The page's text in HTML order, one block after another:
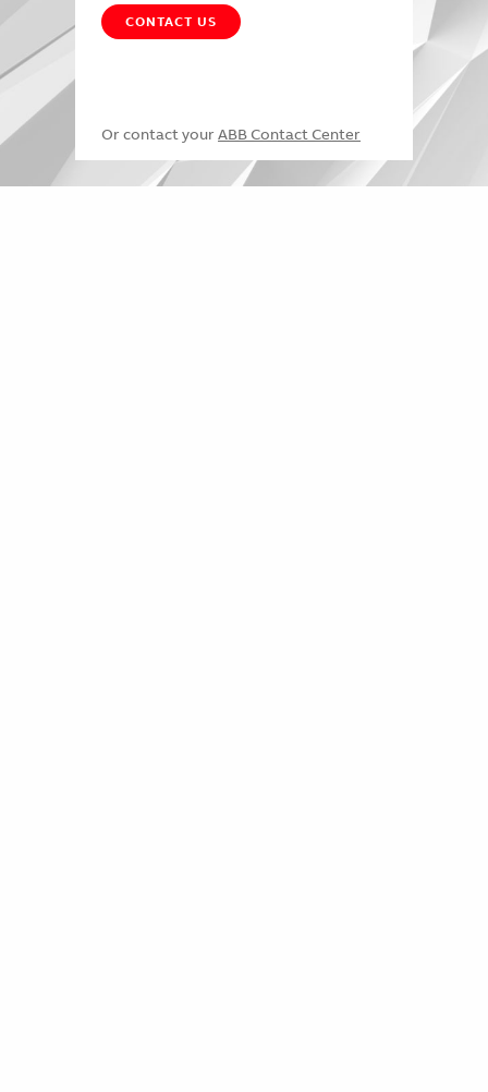
CONTACT US
Or contact your ABB Contact Center